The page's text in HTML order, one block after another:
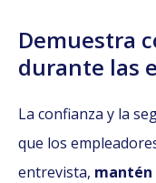
Demuestra
durante las
La confianza y la
que los
entrevista, mantén